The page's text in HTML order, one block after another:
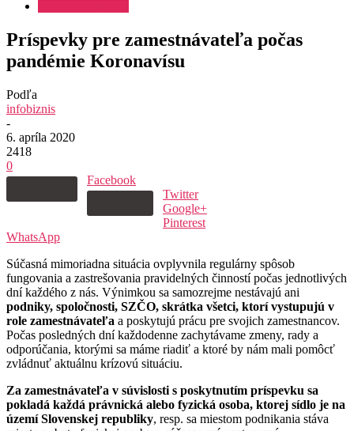
Príspevky pre zamestnávateľa počas
pandémie Koronavísu
Podľa
infobiznis
-
6. apríla 2020
2418
0
Facebook
Twitter
Google+
Pinterest
WhatsApp
Súčasná mimoriadna situácia ovplyvnila regulárny spôsob
fungovania a zastrešovania pravidelných činností počas jednotlivých
dní každého z nás. Výnimkou sa samozrejme nestávajú ani
podniky, spoločnosti, SZČO, skrátka všetci, ktorí vystupujú v
role zamestnávateľa a poskytujú prácu pre svojich zamestnancov.
Počas posledných dní každodenne zachytávame zmeny, rady a
odporúčania, ktorými sa máme riadiť a ktoré by nám mali pomôcť
zvládnuť aktuálnu krízovú situáciu.
Za zamestnávateľa v súvislosti s poskytnutím príspevku sa
pokladá každá právnická alebo fyzická osoba, ktorej sídlo je na
území Slovenskej republiky, resp. sa miestom podnikania stáva